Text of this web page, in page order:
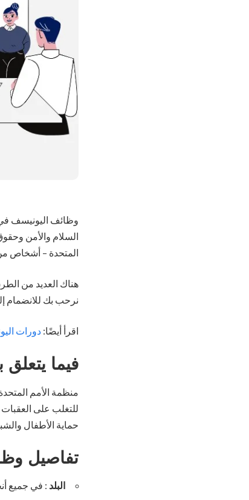
وظائف اليونيسف
السلام والأمن
المتحدة – أشخاص
هناك العديد من
نرحب بك للانضمام
اقرأ أيضًا: دورات
فيما يتعلق
منظمة الأمم
للتغلب على
حماية الأطفال
تفاصيل
البلد : في جميع